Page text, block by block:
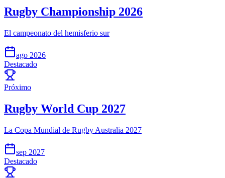
Rugby Championship 2026
El campeonato del hemisferio sur
ago 2026
Destacado
Próximo
Rugby World Cup 2027
La Copa Mundial de Rugby Australia 2027
sep 2027
Destacado